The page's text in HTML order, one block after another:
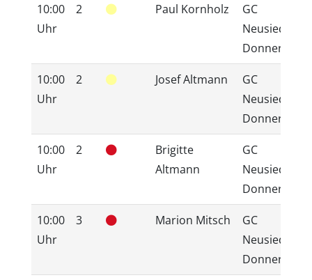
10:00
Uhr
2 Paul Kornholz
GC
10:00
Uhr
2 Josef Altmann
GC
10:00
Uhr
2
Brigitte
Altmann
GC
10:00
Uhr
3 Marion Mitsch
GC